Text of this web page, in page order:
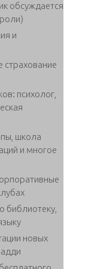
обсуждается
и
страхование
психолог,
школа
и многое
библиотеку,
новых